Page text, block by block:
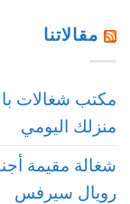
مقالاتنا
مكتب شغالات
منزلك اليومي
شغالة مقيمة
رويال سيرفس